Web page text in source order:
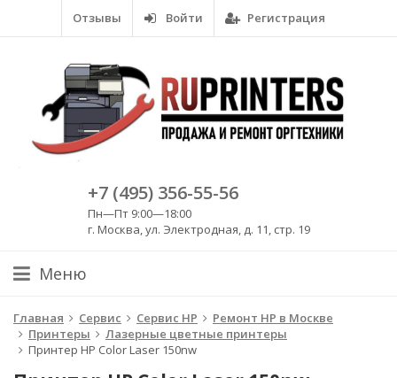
Отзывы Войти Регистрация
+7 (495) 356-55-56
Пн—Пт 9:00—18:00
г. Москва, ул. Электродная, д. 11, стр. 19
Меню
Главная Сервис Сервис HP
Ремонт HP в Москве
Принтеры
Лазерные цветные принтеры
Принтер HP Color Laser 150nw